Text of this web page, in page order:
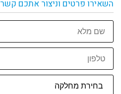
השאירו פרטים וניצור אתכם קשר
שם
מלא
טלפון